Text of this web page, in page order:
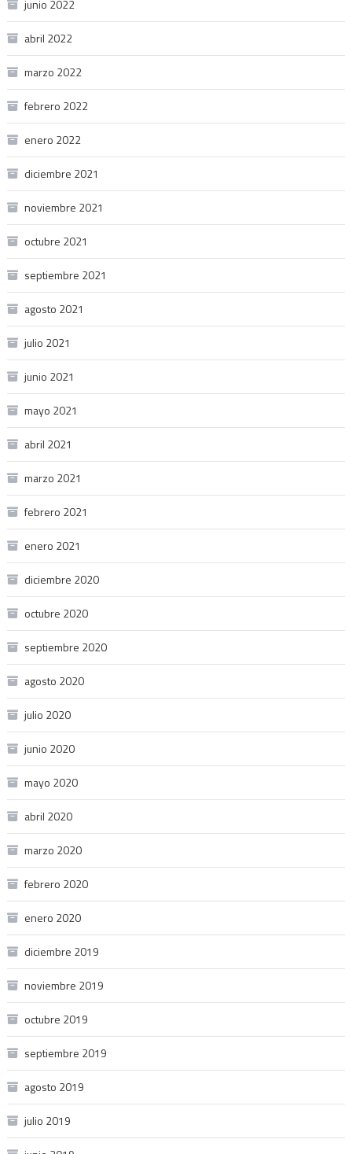
junio 2022
abril 2022
marzo 2022
febrero 2022
enero 2022
diciembre 2021
noviembre 2021
octubre 2021
septiembre 2021
agosto 2021
julio 2021
junio 2021
mayo 2021
abril 2021
marzo 2021
febrero 2021
enero 2021
diciembre 2020
octubre 2020
septiembre 2020
agosto 2020
julio 2020
junio 2020
mayo 2020
abril 2020
marzo 2020
febrero 2020
enero 2020
diciembre 2019
noviembre 2019
octubre 2019
septiembre 2019
agosto 2019
julio 2019